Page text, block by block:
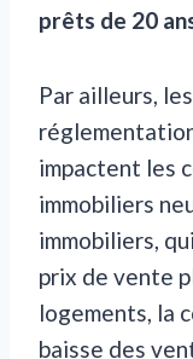
prêts de 20
Par ailleurs,
impactent les
immobiliers
immobiliers,
prix de vente
logements, la
baisse des